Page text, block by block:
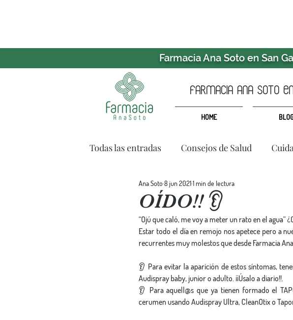
farmacia ANA SOTO
HOME
Farmacia Ana Soto en San
Todas las entradas Consejos de Salud
OÍDO!! 👂
Ana Soto8 jun 20211 min de lectura
“Ojú que caló, me voy a meter un rato en el agua”
Estar todo el día en remojo nos apetece pero a
recurrentes muy molestos que desde Farmacia
👂 Para evitar la aparición de estos síntomas,
Audispray baby, junior o adulto. ¡¡Úsalo a diario!!.
👂 Para aquell@s que ya tienen formado el
cerumen usando Audispray Ultra, CleanOtix o